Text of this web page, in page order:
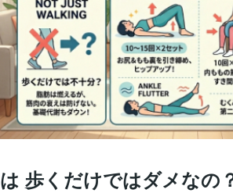
歩くだけではダメな